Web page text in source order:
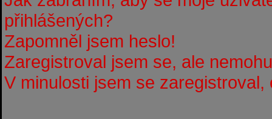
přihlášených?
Zapomněl jsem heslo!
Zaregistroval jsem se, ale
V minulosti jsem se